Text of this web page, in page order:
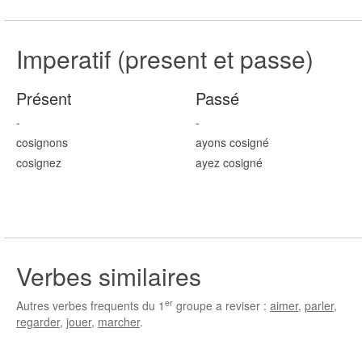
Imperatif (present et passe)
Présent
-
cosignons
cosignez
Passé
-
ayons cosigné
ayez cosigné
Verbes similaires
Autres verbes frequents du 1 er groupe a reviser : aimer, parler,
regarder, jouer, marcher.